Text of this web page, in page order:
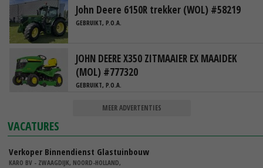
John Deere 6150R trekker (WOL) #58219
GEBRUIKT, P.O.A.
JOHN DEERE X350 ZITMAAIER EX MAAIDEK
(MOL) #777320
GEBRUIKT, P.O.A.
MEER ADVERTENTIES
VACATURES
Verkoper Binnendienst Glastuinbouw
KARO BV - ZWAAGDIJK, NOORD-HOLLAND,